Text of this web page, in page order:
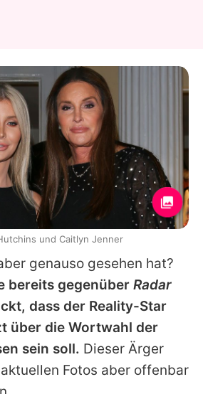
genauso gesehen hat?
bereits gegenüber Radar
dass der Reality-Star
über die Wortwahl der
sein soll. Dieser Ärger
Fotos aber offenbar
und Caitlyn Jenner